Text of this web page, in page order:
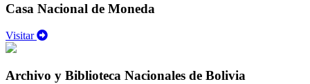
Casa Nacional de Moneda
Visitar
Archivo y Biblioteca Nacionales de Bolivia